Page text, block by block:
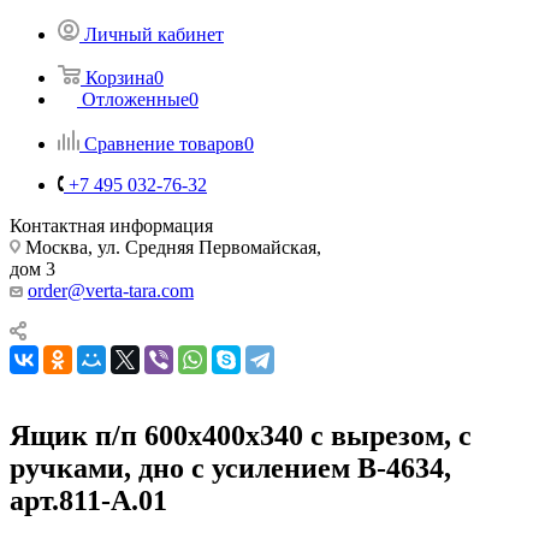
Личный кабинет
Корзина0
Отложенные0
Сравнение товаров0
+7 495 032-76-32
Контактная информация
Москва, ул. Средняя Первомайская,
дом 3
order@verta-tara.com
Ящик п/п 600х400х340 с вырезом, с
ручками, дно с усилением B-4634,
арт.811-А.01